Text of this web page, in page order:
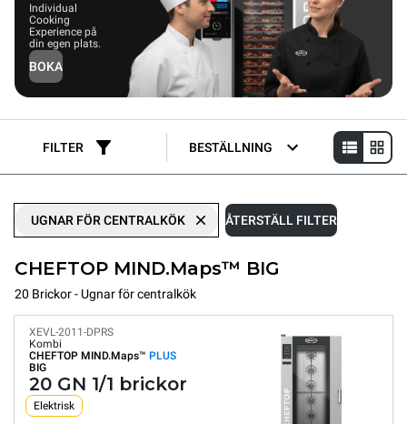
Individual
Cooking
Experience på
din egen plats.
BOKA
FILTER BESTÄLLNING
UGNAR FÖR CENTRALKÖK ÅTERSTÄLL FILTER
CHEFTOP MIND.Maps™ BIG
20 Brickor - Ugnar för centralkök
XEVL-2011-DPRS
Kombi
CHEFTOP MIND.Maps™ PLUS
BIG
20 GN 1/1 brickor
Elektrisk